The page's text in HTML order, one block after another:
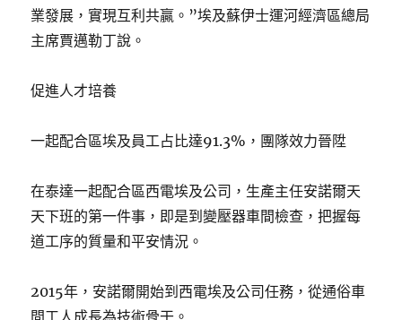
業發展，實現互利共贏。”埃及蘇伊士運河經濟區總局
主席賈邁勒丁說。
促進人才培養
一起配合區埃及員工占比達91.3%，團隊效力晉陞
在泰達一起配合區西電埃及公司，生產主任安諾爾天
天下班的第一件事，即是到變壓器車間檢查，把握每
道工序的質量和平安情況。
2015年，安諾爾開始到西電埃及公司任務，從通俗車
間工人成長為技術骨干。